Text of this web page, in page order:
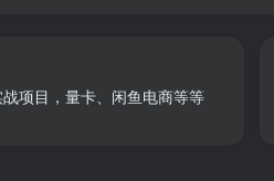
项目，量卡、闲鱼电商等等